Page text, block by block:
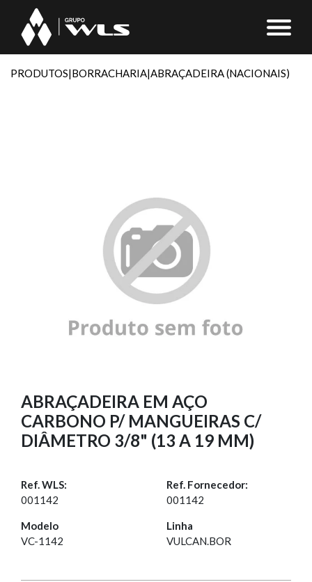
PRODUTOS|BORRACHARIA|ABRAÇADEIRA (NACIONAIS)
ABRAÇADEIRA EM AÇO
CARBONO P/ MANGUEIRAS C/
DIÂMETRO 3/8" (13 A 19 MM)
Ref. WLS:
001142
Ref. Fornecedor:
001142
Modelo
VC-1142
Linha
VULCAN.BOR